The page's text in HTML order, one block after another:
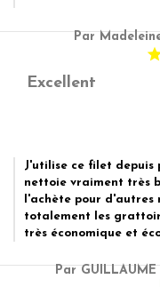
Par
Excellent
J'utilise ce filet depuis
nettoie vraiment très
l'achète pour
totalement les
très économique et
Par